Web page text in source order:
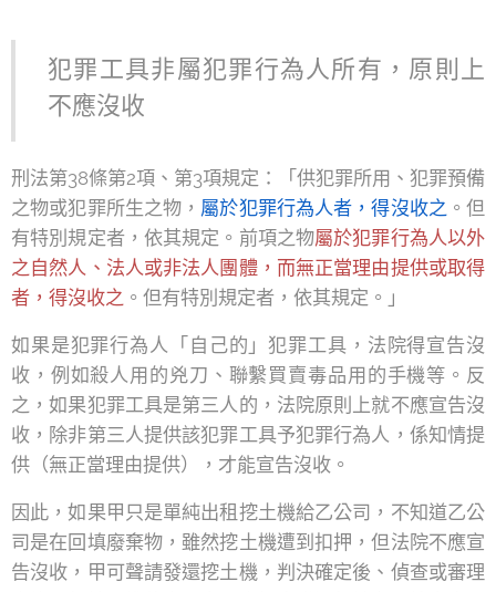
犯罪工具非屬犯罪行為人所有，原則上
不應沒收
刑法第38條第2項、第3項規定：「供犯罪所用、犯罪預備
之物或犯罪所生之物， 屬於犯罪行為人者，得沒收之。但
有特別規定者，依其規定。前項之物屬於犯罪行為人以外
之自然人、法人或非法人團體，而無正當理由提供或取得
者，得沒收之 。但有特別規定者，依其規定。」
如果是犯罪行為人「自己的」犯罪工具，法院得宣告沒
收，例如殺人用的兇刀、聯繫買賣毒品用的手機等。反
之，如果犯罪工具是第三人的，法院原則上就不應宣告沒
收，除非第三人提供該犯罪工具予犯罪行為人，係知情提
供（無正當理由提供），才能宣告沒收。
因此，如果甲只是單純出租挖土機給乙公司，不知道乙公
司是在回填廢棄物，雖然挖土機遭到扣押，但法院不應宣
告沒收，甲可聲請發還挖土機，判決確定後、偵查或審理